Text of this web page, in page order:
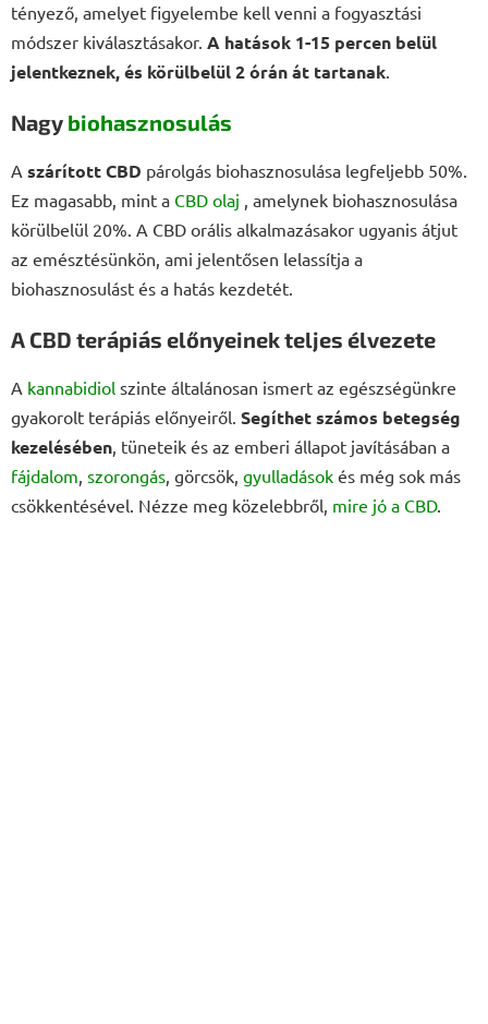
tényező, amelyet figyelembe kell venni a fogyasztási
módszer kiválasztásakor. A hatások 1-15 percen belül
jelentkeznek, és körülbelül 2 órán át tartanak.
Nagy biohasznosulás
A szárítottCBD párolgás biohasznosulása legfeljebb 50%.
Ez magasabb, mint a CBD olaj , amelynek biohasznosulása
körülbelül 20%. A CBD orális alkalmazásakor ugyanis átjut
az emésztésünkön, ami jelentősen lelassítja a
biohasznosulást és a hatás kezdetét.
A CBD terápiás előnyeinek teljes élvezete
A kannabidiol szinte általánosan ismert az egészségünkre
gyakorolt terápiás előnyeiről. Segíthet számos betegség
kezelésében, tüneteik és az emberi állapot javításában a
fájdalom, szorongás, görcsök, gyulladások és még sok más
csökkentésével. Nézze meg közelebbről, mire jó a CBD.